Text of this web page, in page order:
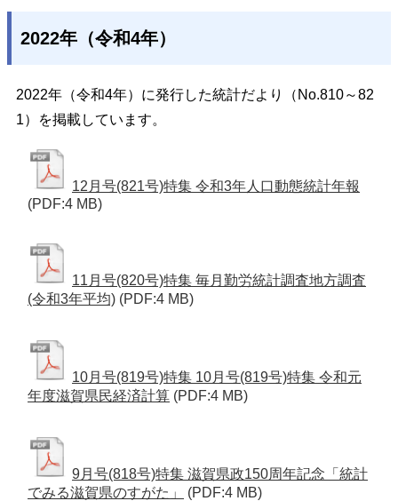
2022年（令和4年）
2022年（令和4年）に発行した統計だより（No.810～82
1）を掲載しています。
12月号(821号)特集 令和3年人口動態統計年報
(PDF:4 MB)
11月号(820号)特集 毎月勤労統計調査地方調査
(令和3年平均) (PDF:4 MB)
10月号(819号)特集 10月号(819号)特集 令和元
年度滋賀県民経済計算 (PDF:4 MB)
9月号(818号)特集 滋賀県政150周年記念「統計
でみる滋賀県のすがた」
(PDF:4 MB)